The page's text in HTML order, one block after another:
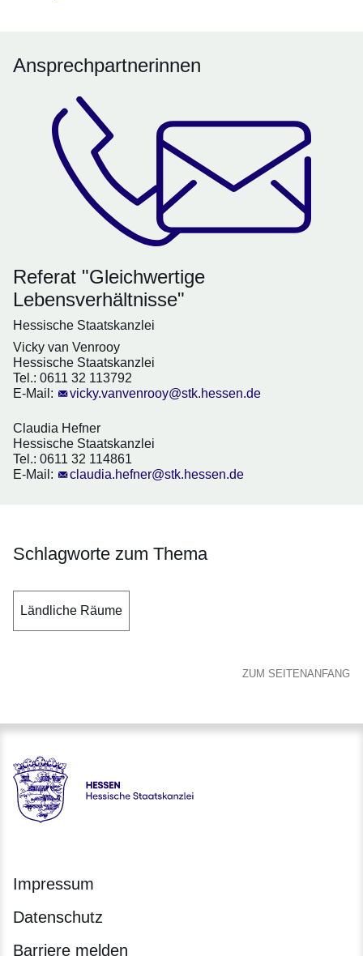
Ansprechpartnerinnen
Referat "Gleichwertige
Lebensverhältnisse"
Hessische Staatskanzlei
Vicky van Venrooy
Hessische Staatskanzlei
Tel.: 0611 32 113792
E-Mail:
vicky.vanvenrooy@stk.hessen.de
Claudia Hefner
Hessische Staatskanzlei
Tel.: 0611 32 114861
E-Mail:
claudia.hefner@stk.hessen.de
Schlagworte zum Thema
Ländliche Räume
ZUM SEITENANFANG
Hessen - Hessische Staatskanzlei
Impressum
Datenschutz
Barriere melden